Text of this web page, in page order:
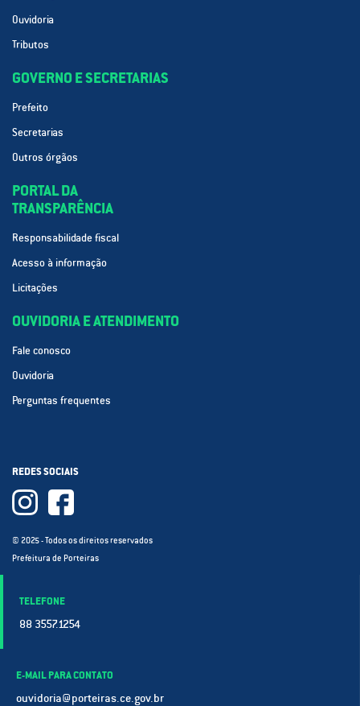
Ouvidoria
Tributos
GOVERNO E SECRETARIAS
Prefeito
Secretarias
Outros órgãos
PORTAL DA
TRANSPARÊNCIA
Responsabilidade fiscal
Acesso à informação
Licitações
OUVIDORIA E ATENDIMENTO
Fale conosco
Ouvidoria
Perguntas frequentes
REDES SOCIAIS
© 2025 - Todos os direitos reservados
Prefeitura de Porteiras
TELEFONE
88 3557.1254
E-MAIL PARA CONTATO
ouvidoria@porteiras.ce.gov.br